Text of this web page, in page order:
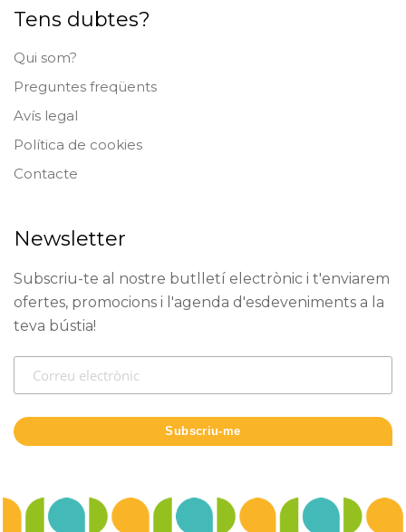
Tens dubtes?
Qui som?
Preguntes freqüents
Avís legal
Política de cookies
Contacte
Newsletter
Subscriu-te al nostre butlletí electrònic i t'enviarem
ofertes, promocions i l'agenda d'esdeveniments a la
teva bústia!